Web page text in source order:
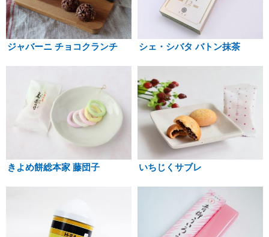
ジャバーニ チョコクランチ シェ・シバタ バトン抹茶
きよめ餅総本家 藤団子 いちじくサブレ